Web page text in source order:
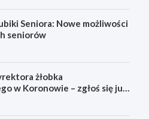
Seniora: Nowe możliwości
seniorów
żłobka
w Koronowie – zgłoś się już